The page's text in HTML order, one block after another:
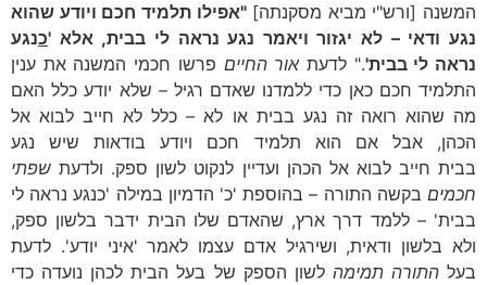
המשנה [ורש"י מביא מסקנתה]"אפילו תלמיד חכם ויודע שהוא
נגע ודאי – לא יגזור ויאמר נגע נראה לי בבית, אלא 'כנגע
נראה לי בבית'." לדעת אור החיים פרשו חכמי המשנה את ענין
התלמיד חכם כאן כדי ללמדנו שאדם רגיל – שלא יודע כלל האם
מה שהוא רואה זה נגע בבית או לא – כלל לא חייב לבוא אל
הכהן, אבל אם הוא תלמיד חכם ויודע בודאות שיש נגע
בבית חייב לבוא אל הכהן ועדיין לנקוט לשון ספק. ולדעת שפתי
חכמים בקשה התורה – בהוספת 'כ' הדמיון במילה 'כנגע נראה לי
בבית' – ללמד דרך ארץ, שהאדם שלו הבית ידבר בלשון ספק,
ולא בלשון ודאית, ושירגיל אדם עצמו לאמר 'איני יודע'. לדעת
בעלהתורה תמימה לשון הספק של בעל הבית לכהן נועדה כדי